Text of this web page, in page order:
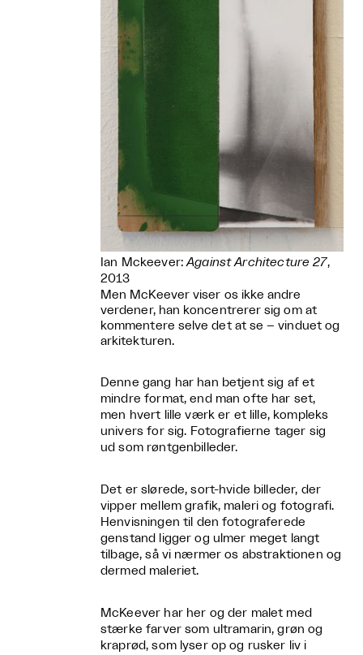
Ian Mckeever:Against Architecture 27,
2013
Men McKeever viser os ikke andre
verdener, han koncentrerer sig om at
kommentere selve det at se – vinduet og
arkitekturen.
Denne gang har han betjent sig af et
mindre format, end man ofte har set,
men hvert lille værk er et lille, kompleks
univers for sig. Fotografierne tager sig
ud som røntgenbilleder.
Det er slørede, sort-hvide billeder, der
vipper mellem grafik, maleri og fotografi.
Henvisningen til den fotograferede
genstand ligger og ulmer meget langt
tilbage, så vi nærmer os abstraktionen og
dermed maleriet.
McKeever har her og der malet med
stærke farver som ultramarin, grøn og
kraprød, som lyser op og rusker liv i